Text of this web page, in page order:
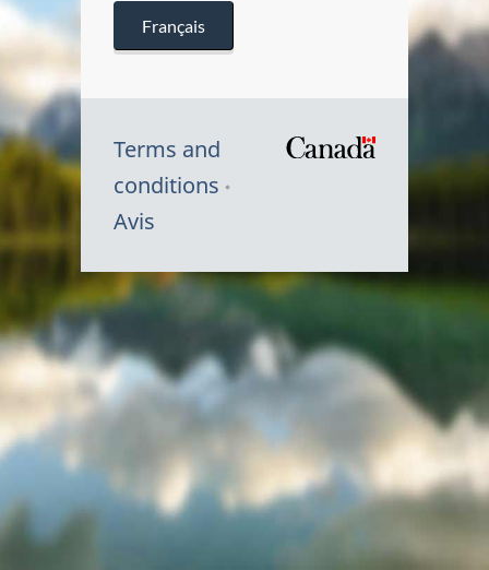
Français
Terms and
conditions
Avis
Symbole
du